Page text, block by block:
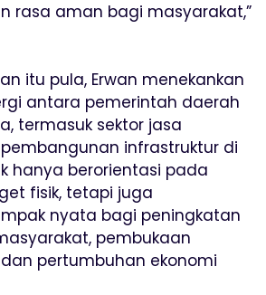
rasa aman bagi masyarakat,”
itu pula, Erwan menekankan
antara pemerintah daerah
termasuk sektor jasa
infrastruktur di
hanya berorientasi pada
fisik, tetapi juga
nyata bagi peningkatan
pembukaan
pertumbuhan ekonomi